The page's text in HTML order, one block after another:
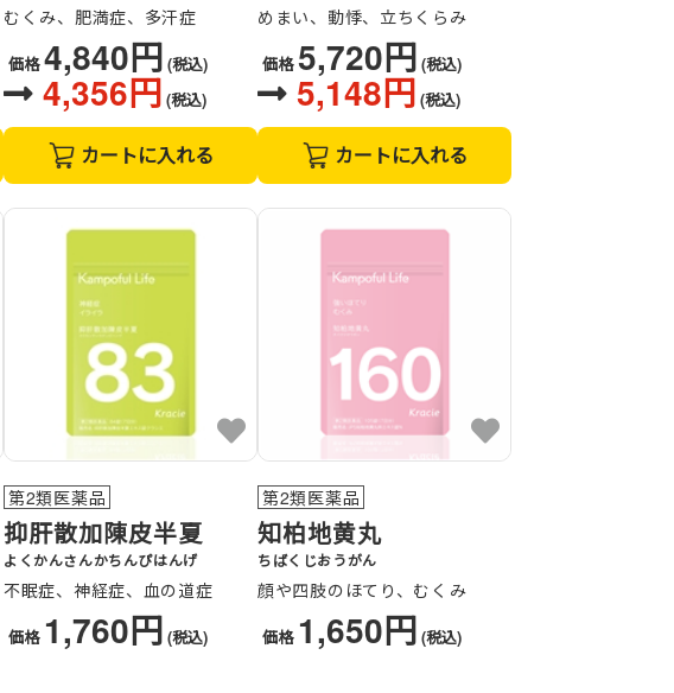
むくみ、肥満症、多汗症
価格 4,840円 (税込)
4,356円 (税込)
カートに入れる
めまい、動悸、立ちくらみ
価格 5,720円 (税込)
5,148円 (税込)
カートに入れる
抑肝散加陳皮半夏
よくかんさんかちんぴはんげ
第2類医薬品
不眠症、神経症、血の道症
価格 1,760円 (税込)
知柏地黄丸
ちばくじおうがん
第2類医薬品
顔や四肢のほてり、むくみ
価格 1,650円 (税込)